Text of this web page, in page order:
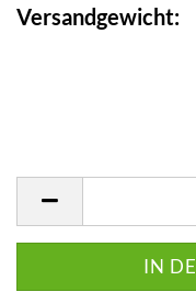
Versandgewicht: